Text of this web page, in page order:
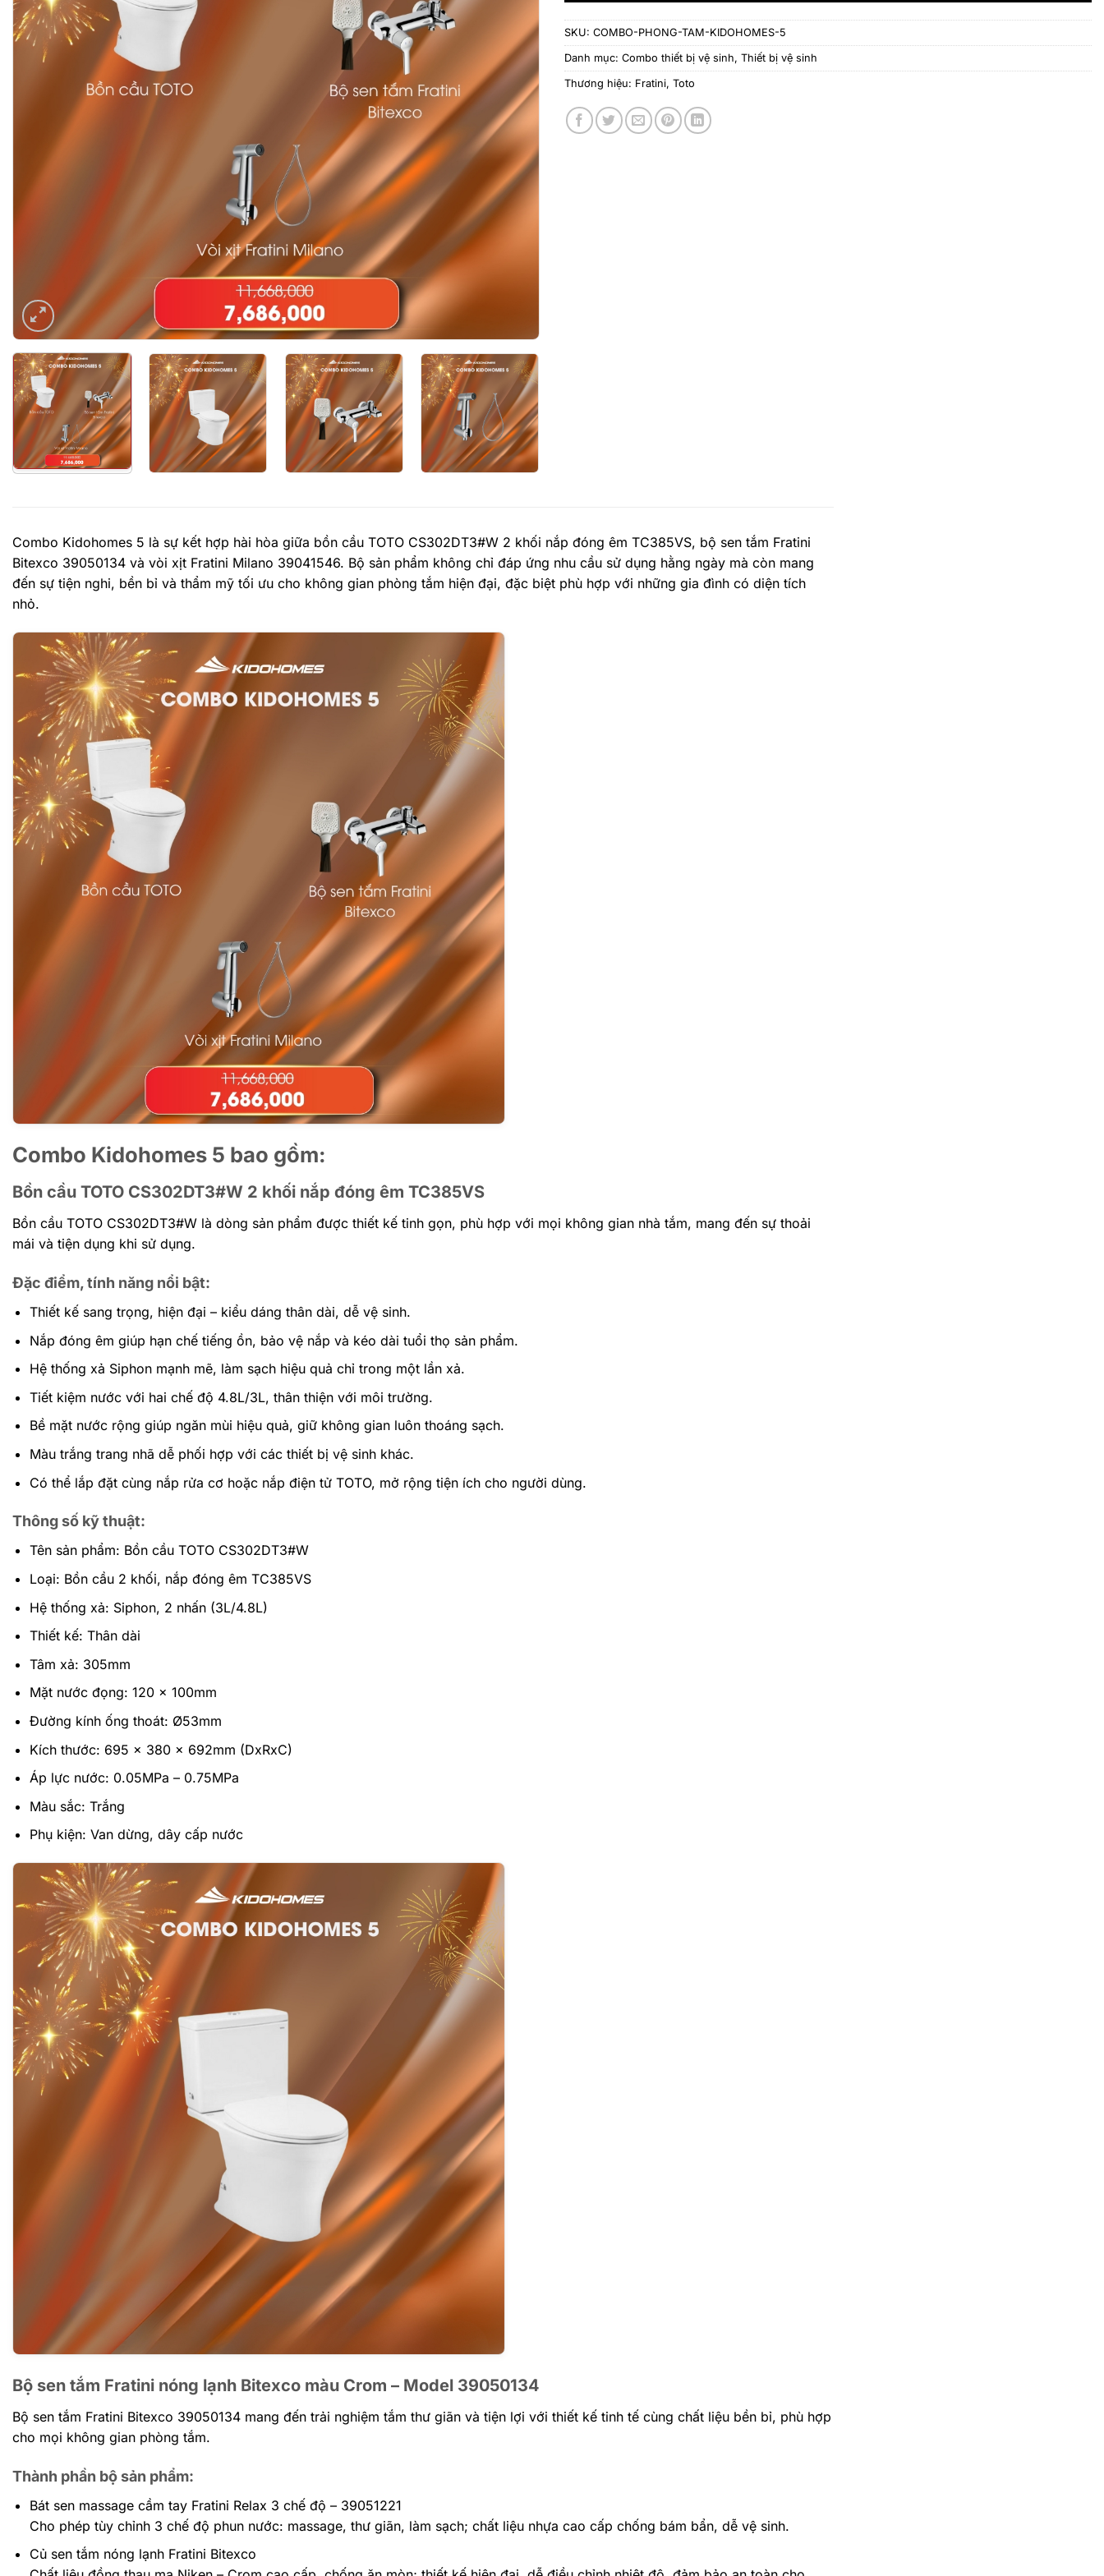
SKU: COMBO-PHONG-TAM-KIDOHOMES-5
Danh mục: Combo thiết bị vệ sinh, Thiết bị vệ sinh
Thương hiệu: Fratini, Toto
Combo Kidohomes 5 là sự kết hợp hài hòa giữa bồn cầu TOTO CS302DT3#W 2 khối nắp đóng êm TC385VS, bộ sen tắm Fratini
Bitexco 39050134 và vòi xịt Fratini Milano 39041546. Bộ sản phẩm không chỉ đáp ứng nhu cầu sử dụng hằng ngày mà còn mang
đến sự tiện nghi, bền bỉ và thẩm mỹ tối ưu cho không gian phòng tắm hiện đại, đặc biệt phù hợp với những gia đình có diện tích
nhỏ.
Combo Kidohomes 5 bao gồm:
Bồn cầu TOTO CS302DT3#W 2 khối nắp đóng êm TC385VS
Bồn cầu TOTO CS302DT3#W là dòng sản phẩm được thiết kế tinh gọn, phù hợp với mọi không gian nhà tắm, mang đến sự thoải
mái và tiện dụng khi sử dụng.
Đặc điểm, tính năng nổi bật:
Thiết kế sang trọng, hiện đại – kiểu dáng thân dài, dễ vệ sinh.
Nắp đóng êm giúp hạn chế tiếng ồn, bảo vệ nắp và kéo dài tuổi thọ sản phẩm.
Hệ thống xả Siphon mạnh mẽ, làm sạch hiệu quả chỉ trong một lần xả.
Tiết kiệm nước với hai chế độ 4.8L/3L, thân thiện với môi trường.
Bề mặt nước rộng giúp ngăn mùi hiệu quả, giữ không gian luôn thoáng sạch.
Màu trắng trang nhã dễ phối hợp với các thiết bị vệ sinh khác.
Có thể lắp đặt cùng nắp rửa cơ hoặc nắp điện tử TOTO, mở rộng tiện ích cho người dùng.
Thông số kỹ thuật:
Tên sản phẩm: Bồn cầu TOTO CS302DT3#W
Loại: Bồn cầu 2 khối, nắp đóng êm TC385VS
Hệ thống xả: Siphon, 2 nhấn (3L/4.8L)
Thiết kế: Thân dài
Tâm xả: 305mm
Mặt nước đọng: 120 × 100mm
Đường kính ống thoát: Ø53mm
Kích thước: 695 × 380 × 692mm (DxRxC)
Áp lực nước: 0.05MPa – 0.75MPa
Màu sắc: Trắng
Phụ kiện: Van dừng, dây cấp nước
Bộ sen tắm Fratini nóng lạnh Bitexco màu Crom – Model 39050134
Bộ sen tắm Fratini Bitexco 39050134 mang đến trải nghiệm tắm thư giãn và tiện lợi với thiết kế tinh tế cùng chất liệu bền bỉ, phù hợp
cho mọi không gian phòng tắm.
Thành phần bộ sản phẩm:
Bát sen massage cầm tay Fratini Relax 3 chế độ – 39051221
Cho phép tùy chỉnh 3 chế độ phun nước: massage, thư giãn, làm sạch; chất liệu nhựa cao cấp chống bám bẩn, dễ vệ sinh.
Củ sen tắm nóng lạnh Fratini Bitexco